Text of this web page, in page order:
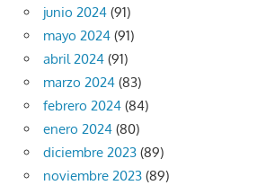
junio 2024 (91)
mayo 2024 (91)
abril 2024 (91)
marzo 2024 (83)
febrero 2024 (84)
enero 2024 (80)
diciembre 2023 (89)
noviembre 2023 (89)